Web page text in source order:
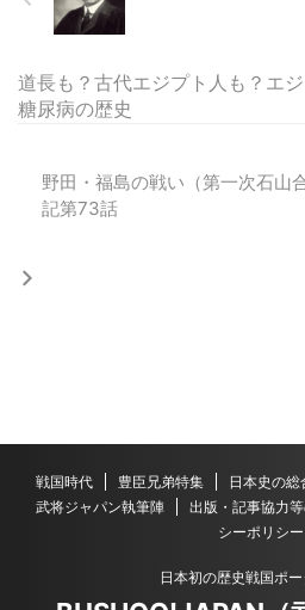
道長も？古代エジプト人も？エ
糖尿病の歴史
野田・福島の戦い（第一次石山
記第73話
戦国時代 豊臣兄弟特集 日本史の総
武将ジャパン執筆陣
出版・記事協力
シーポリシー
日本初の歴史戦国ポ